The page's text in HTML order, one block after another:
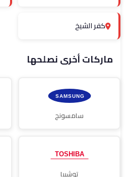
كفر الشيخ
ماركات أخرى نصلحها
سامسونج
توشيبا